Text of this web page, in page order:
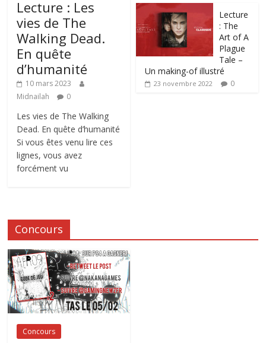
Lecture : Les
vies de The
Walking Dead.
En quête
d’humanité
10 mars 2023
Midnailah
0
Les vies de The Walking
Dead. En quête d’humanité
Si vous êtes venu lire ces
lignes, vous avez
forcément vu
Lecture
: The
Art of A
Plague
Tale –
Un making-of illustré
23 novembre 2022 0
Concours
Concours